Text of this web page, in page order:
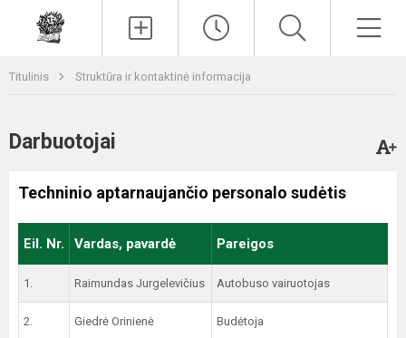
Titulinis Struktūra ir kontaktinė informacija
Darbuotojai
Techninio aptarnaujančio personalo sudėtis
Eil. Nr. Vardas, pavardė Pareigos
1. Raimundas Jurgelevičius Autobuso vairuotojas
2. Giedrė Orinienė Budėtoja